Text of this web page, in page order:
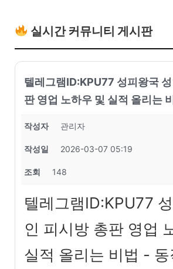
실시간 커뮤니티 게시판
텔레그램ID:KPU77 성피왕국
판 영업 노하우 및 실적 올리는
작성자 관리자
작성일 2026-03-07 05:19
조회 148
텔레그램ID:KPU77
인 피시방 총판 영업
실적 올리는 비법 - 동